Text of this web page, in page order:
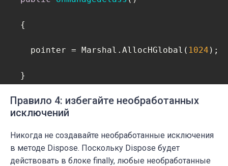
  {
    pointer = Marshal.AllocHGlobal(
1024 );
  }
public void Dispose ()
if(disposed)
Правило 4: избегайте необработанных
исключений
Никогда не создавайте необработанные исключения
в методе Dispose. Поскольку Dispose будет
действовать в блоке finally, любые необработанные